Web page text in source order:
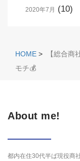
2020年7月 (10)
HOME >
【総合商
モチ💰
About me!
都内在住30代半ば現役商